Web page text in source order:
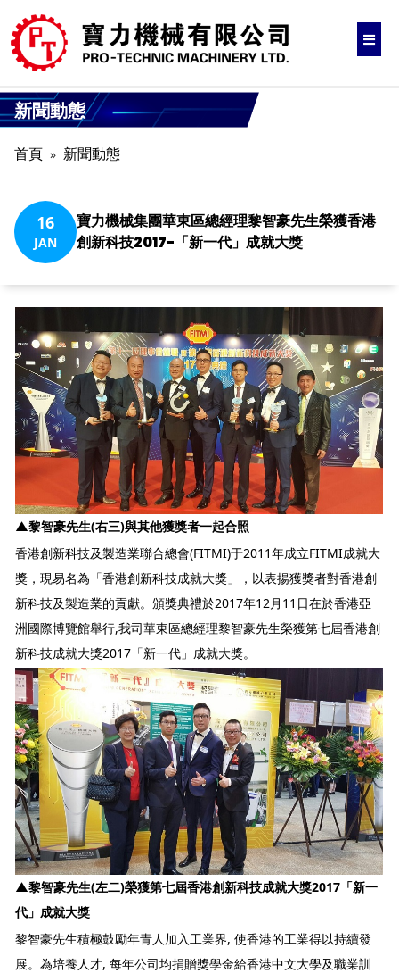
新聞動態
首頁 新聞動態
16
JAN
寶力機械集團華東區總經理黎智豪先生榮獲香港
創新科技2017-「新一代」成就大獎
▲黎智豪先生(右三)與其他獲獎者一起合照
香港創新科技及製造業聯合總會(FITMI)于2011年成立FITMI成就大
獎，現易名為「香港創新科技成就大獎」，以表揚獲獎者對香港創
新科技及製造業的貢獻。頒獎典禮於2017年12月11日在於香港亞
洲國際博覽館舉行,我司華東區總經理黎智豪先生榮獲第七屆香港創
新科技成就大獎2017「新一代」成就大獎。
▲黎智豪先生(左二)榮獲第七屆香港創新科技成就大獎2017「新一
代」成就大獎
黎智豪先生積極鼓勵年青人加入工業界, 使香港的工業得以持續發
展。為培養人才, 每年公司均捐贈獎學金給香港中文大學及職業訓